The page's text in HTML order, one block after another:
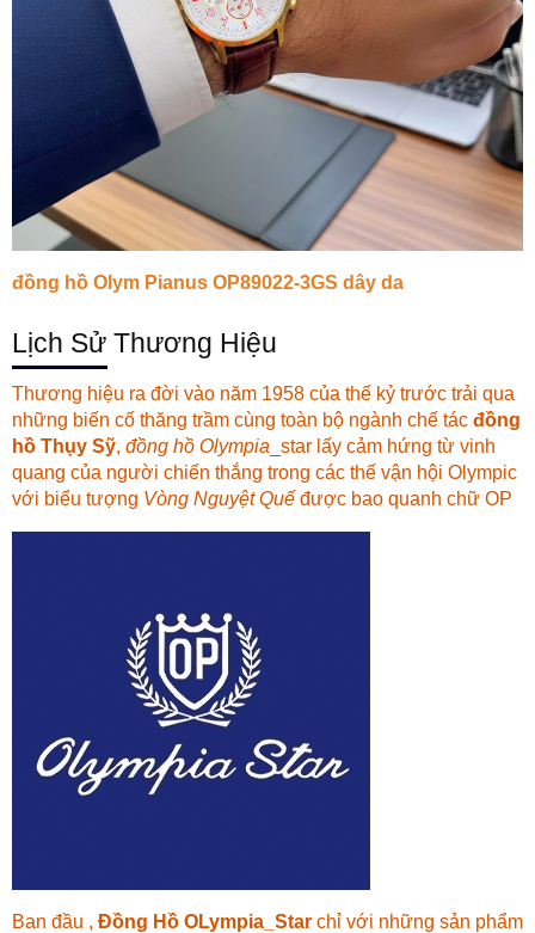
đồng hồ Olym Pianus OP89022-3GS dây da
Lịch Sử Thương Hiệu
Thương hiệu ra đời vào năm 1958 của thế kỷ trước trải qua
những biến cố thăng trầm cùng toàn bộ ngành chế tác đồng
hồ Thụy Sỹ, đồng hồ Olympia _star lấy cảm hứng từ vinh
quang của người chiến thắng trong các thế vận hội Olympic
với biểu tượng Vòng Nguyệt Quế được bao quanh chữ OP
Ban đầu , Đồng Hồ OLympia_Star chỉ với những sản phẩm